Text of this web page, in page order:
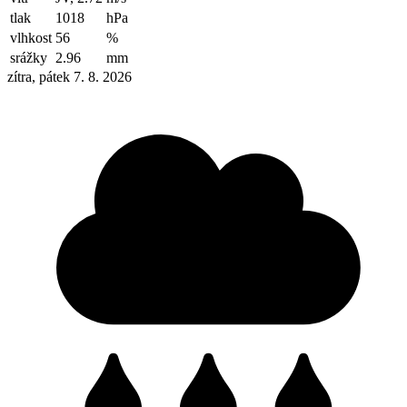
tlak
1018
hPa
vlhkost 56
%
srážky 2.96
mm
zítra, pátek 7. 8. 2026